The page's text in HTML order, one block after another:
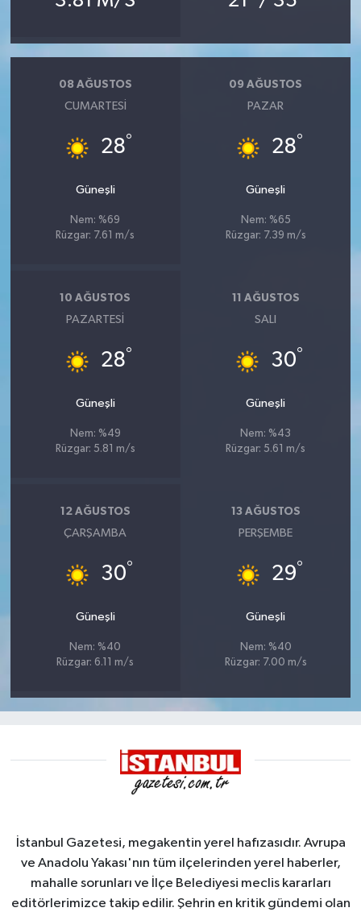
08 AĞUSTOS
CUMARTESI
28°
Güneşli
Nem: %69
Rüzgar: 7.61 m/s
09 AĞUSTOS
PAZAR
28°
Güneşli
Nem: %65
Rüzgar: 7.39 m/s
10 AĞUSTOS
PAZARTESI
28°
Güneşli
Nem: %49
Rüzgar: 5.81 m/s
11 AĞUSTOS
SALI
30°
Güneşli
Nem: %43
Rüzgar: 5.61 m/s
12 AĞUSTOS
ÇARŞAMBA
30°
Güneşli
Nem: %40
Rüzgar: 6.11 m/s
13 AĞUSTOS
PERŞEMBE
29°
Güneşli
Nem: %40
Rüzgar: 7.00 m/s
İstanbul Gazetesi, megakentin yerel hafızasıdır. Avrupa
ve Anadolu Yakası'nın tüm ilçelerinden yerel haberler,
mahalle sorunları ve İlçe Belediyesi meclis kararları
editörlerimizce takip edilir. Şehrin en kritik gündemi olan